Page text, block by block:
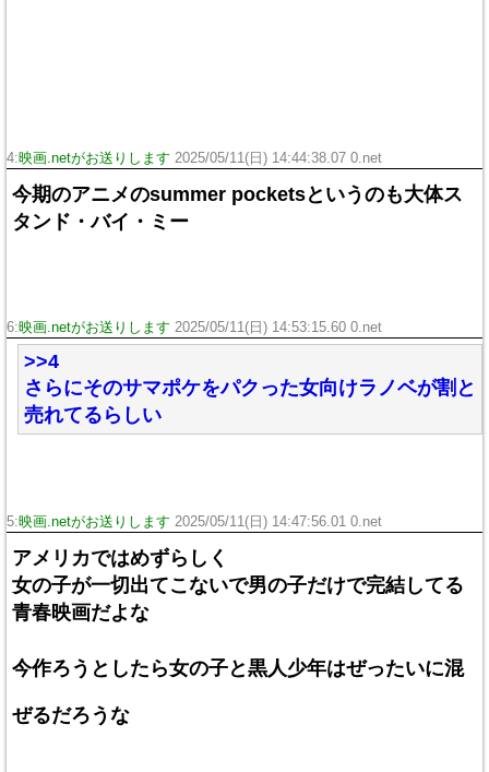
4:映画.netがお送りします 2025/05/11(日) 14:44:38.07 0.net
今期のアニメのsummer pocketsというのも大体ス
タンド・バイ・ミー
6:映画.netがお送りします 2025/05/11(日) 14:53:15.60 0.net
>>4
さらにそのサマポケをパクった女向けラノベが割と
売れてるらしい
5:映画.netがお送りします 2025/05/11(日) 14:47:56.01 0.net
アメリカではめずらしく
女の子が一切出てこないで男の子だけで完結してる
青春映画だよな
今作ろうとしたら女の子と黒人少年はぜったいに混
ぜるだろうな